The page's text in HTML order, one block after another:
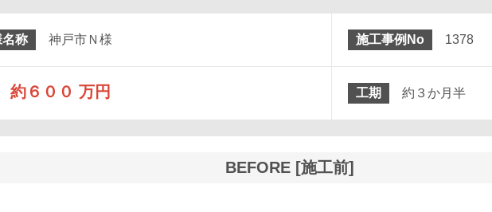
称 神戸市Ｎ様 施工事例No 1378
約６００ 万円 工期 約３か月半
BEFORE [施工前]